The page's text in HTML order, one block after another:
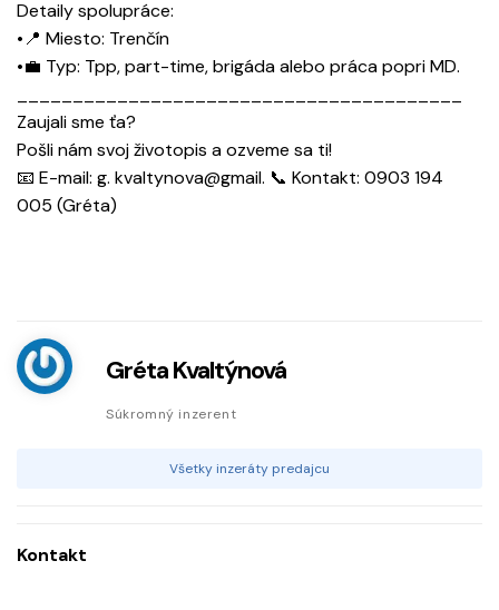
Detaily spolupráce:
•📍 Miesto: Trenčín
•💼 Typ: Tpp, part-time, brigáda alebo práca popri MD.
Zaujali sme ťa?
Pošli nám svoj životopis a ozveme sa ti!
📧 E-mail: g. kvaltynova@gmail. 📞 Kontakt: 0903 194
005 (Gréta)
Gréta Kvaltýnová
Súkromný inzerent
Všetky inzeráty predajcu
Kontakt